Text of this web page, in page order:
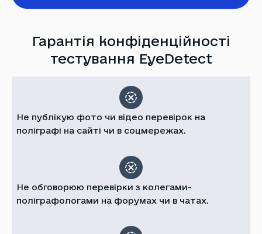
Гарантія конфіденційності
тестування EyeDetect
Не публікую фото чи відео перевірок на
поліграфі на сайті чи в соцмережах.
Не обговорюю перевірки з колегами-
поліграфологами на форумах чи в чатах.